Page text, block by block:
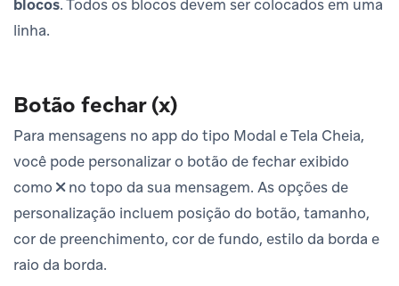
blocos. Todos os blocos devem ser colocados em uma
linha.
Botão fechar (x)
Para mensagens no app do tipo Modal e Tela Cheia,
você pode personalizar o botão de fechar exibido
como
no topo da sua mensagem. As opções de
personalização incluem posição do botão, tamanho,
cor de preenchimento, cor de fundo, estilo da borda e
raio da borda.